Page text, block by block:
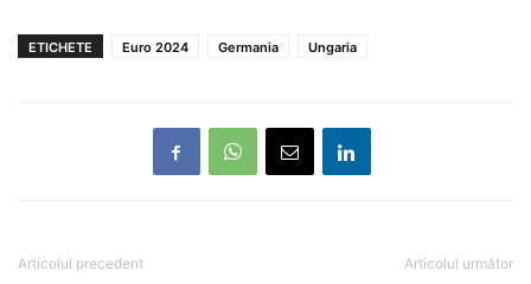
ETICHETE Euro 2024 Germania Ungaria
Articolul precedent Articolul următor